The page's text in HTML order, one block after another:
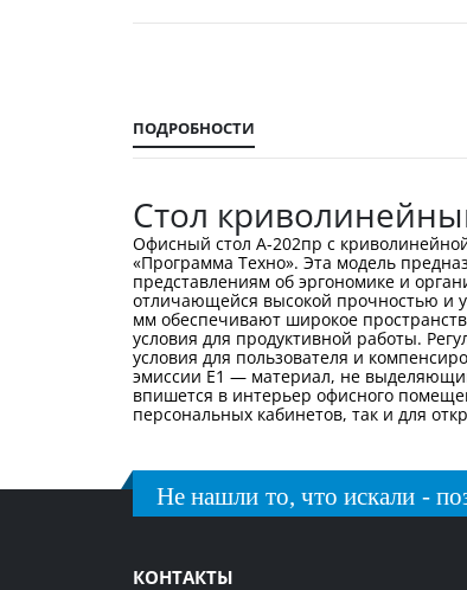
изображений
ПОДРОБНОСТИ
Стол
Офисный стол А-202пр с
«Программа Техно». Эта модель
представлениям об эргономике и
отличающейся высокой прочностью и
мм обеспечивают широкое
условия для продуктивной работы.
условия для пользователя и
эмиссии Е1 — материал, не
впишется в интерьер офисного
персональных кабинетов, так и для
Не нашли то, что искали -
КОНТАКТЫ